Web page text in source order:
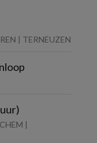
| TERNEUZEN
|